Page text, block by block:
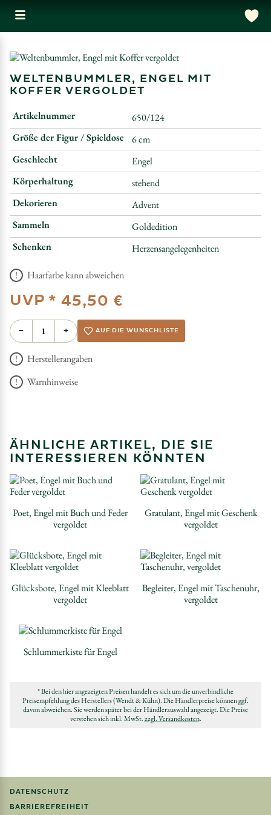
WELTENBUMMLER, ENGEL MIT
KOFFER VERGOLDET
Artikelnummer
650/124
Größe der Figur / Spieldose
6 cm
Geschlecht
Engel
Körperhaltung
stehend
Dekorieren
Advent
Sammeln
Goldedition
Schenken
Herzensangelegenheiten
Haarfarbe kann abweichen
UVP * 45,50 €
− + AUF DIE WUNSCHLISTE
Herstellerangaben
Warnhinweise
ÄHNLICHE ARTIKEL, DIE SIE
INTERESSIEREN KÖNNTEN
Poet, Engel mit Buch und Feder
vergoldet
Gratulant, Engel mit Geschenk
vergoldet
Glücksbote, Engel mit Kleeblatt
vergoldet
Begleiter, Engel mit Taschenuhr,
vergoldet
Schlummerkiste für Engel
* Bei den hier angezeigten Preisen handelt es sich um die unverbindliche
Preisempfehlung des Herstellers (Wendt & Kühn). Die Händlerpreise können ggf.
davon abweichen. Sie werden später bei der Händlerauswahl angezeigt. Die Preise
verstehen sich inkl. MwSt.zzgl. Versandkosten.
DATENSCHUTZ
BARRIEREFREIHEIT